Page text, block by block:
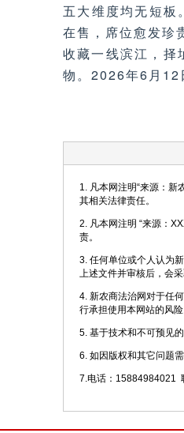
五大维度均无短
在售，席位愈发珍
收藏一线滨江，择
物。2026年6月12
1. 凡本网注明“来源：新
其相关法律责任。
2. 凡本网注明 “来源：
责。
3. 任何单位或个人认为
上述文件并审核后，会采
4. 新农商法治网对于任
行承担使用本网站的风险
5. 基于技术和不可预见
6. 如因版权和其它问题
7.电话：15884984021